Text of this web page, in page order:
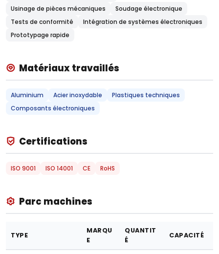
Usinage de pièces mécaniques
Soudage électronique
Tests de conformité
Intégration de systèmes électroniques
Prototypage rapide
Matériaux travaillés
Aluminium Acier inoxydable
Plastiques techniques
Composants électroniques
Certifications
ISO 9001 ISO 14001 CE RoHS
Parc machines
TYPE
MARQU
E
QUANTIT
É
CAPACITÉ